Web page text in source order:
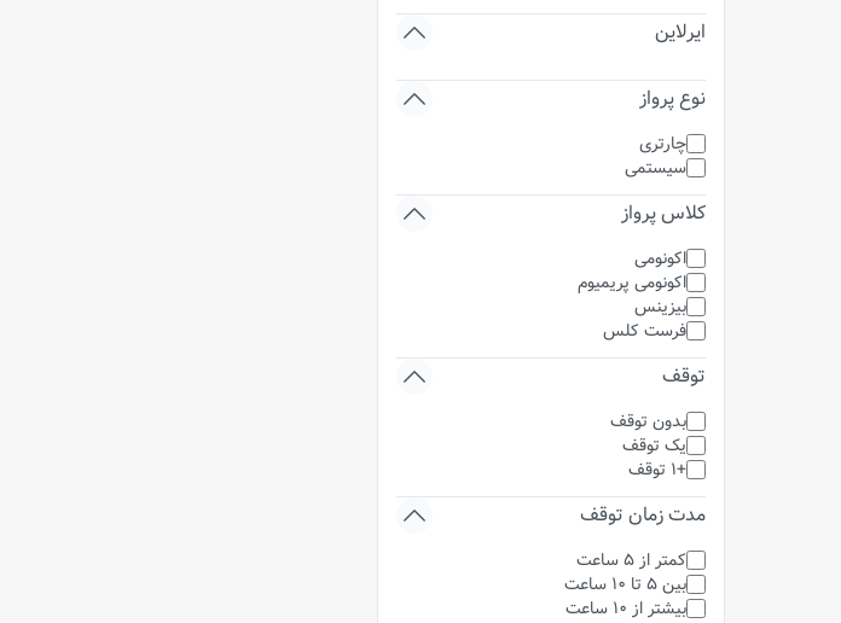
ایرلاین
نوع پرواز
چارتری
سیستمی
کلاس پرواز
اکونومی
اکونومی پریمیوم
بیزینس
فرست کلس
توقف
بدون توقف
یک توقف
+1 توقف
مدت زمان توقف
کمتر از 5 ساعت
بین 5 تا 10 ساعت
بیشتر از 10 ساعت